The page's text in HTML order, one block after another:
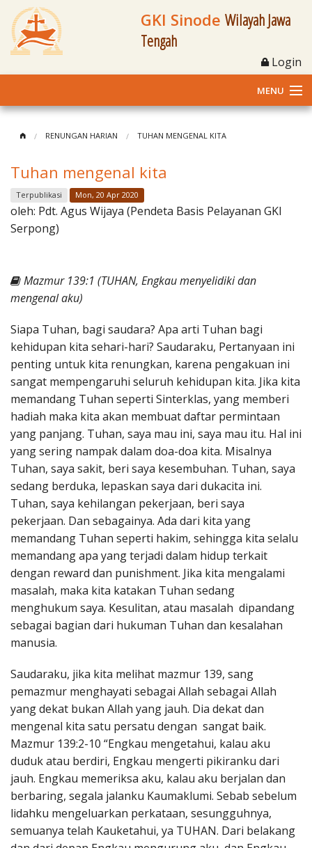
GKI Sinode Wilayah Jawa
Tengah
Login
MENU
Klasis dan Jemaat
Berita Kegiatan
Materi
Penerbitan
RENUNGAN HARIAN TUHAN MENGENAL KITA
Tuhan mengenal kita
Terpublikasi Mon, 20 Apr 2020
oleh: Pdt. Agus Wijaya (Pendeta Basis Pelayanan GKI
Serpong)
Mazmur 139:1 (TUHAN, Engkau menyelidiki dan
mengenal aku)
Siapa Tuhan, bagi saudara? Apa arti Tuhan bagi
kehidupan kita sehari-hari? Saudaraku, Pertanyaan ini
penting untuk kita renungkan, karena pengakuan ini
sangat mempengaruhi seluruh kehidupan kita. Jika kita
memandang Tuhan seperti Sinterklas, yang memberi
hadiah maka kita akan membuat daftar permintaan
yang panjang. Tuhan, saya mau ini, saya mau itu. Hal ini
yang sering nampak dalam doa-doa kita. Misalnya
Tuhan, saya sakit, beri saya kesembuhan. Tuhan, saya
sedang berduka, lepaskan saya dari dukacita ini.
Tuhan, saya kehilangan pekerjaan, beri saya
pekerjaan. Dan sebagainya. Ada dari kita yang
memandang Tuhan seperti hakim, sehingga kita selalu
memandang apa yang terjadi dalam hidup terkait
dengan reward dan punishment. Jika kita mengalami
masalah, maka kita katakan Tuhan sedang
menghukum saya. Kesulitan, atau masalah dipandang
sebagai bagian dari hukuman Tuhan dan kesalahan
manusia.
Saudaraku, jika kita melihat mazmur 139, sang
pemazmur menghayati sebagai Allah sebagai Allah
yang dekat bukan Allah yang jauh. Dia dekat dan
mengenal kita satu persatu dengan sangat baik.
Mazmur 139:2-10 “Engkau mengetahui, kalau aku
duduk atau berdiri, Engkau mengerti pikiranku dari
jauh. Engkau memeriksa aku, kalau aku berjalan dan
berbaring, segala jalanku Kaumaklumi. Sebab sebelum
lidahku mengeluarkan perkataan, sesungguhnya,
semuanya telah Kauketahui, ya TUHAN. Dari belakang